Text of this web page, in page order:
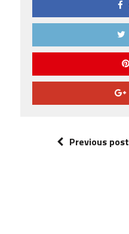
Previous post